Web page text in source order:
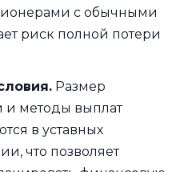
с обычными
риск полной потери
Размер
и методы выплат
в уставных
что позволяет